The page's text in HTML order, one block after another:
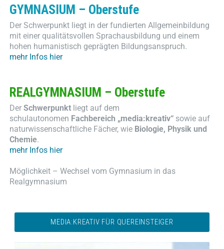
GYMNASIUM – Oberstufe
Der Schwerpunkt liegt in der fundierten Allgemeinbildung
mit einer qualitätsvollen Sprachausbildung und einem
hohen humanistisch geprägten Bildungsanspruch.
mehr Infos hier
REALGYMNASIUM – Oberstufe
Der Schwerpunktliegt auf dem
schulautonomen Fachbereich „media:kreativ“sowie auf
naturwissenschaftliche Fächer, wie Biologie, Physik und
Chemie.
mehr Infos hier
Möglichkeit – Wechsel vom Gymnasium in das
Realgymnasium
MEDIA:KREATIV FÜR QUEREINSTEIGER